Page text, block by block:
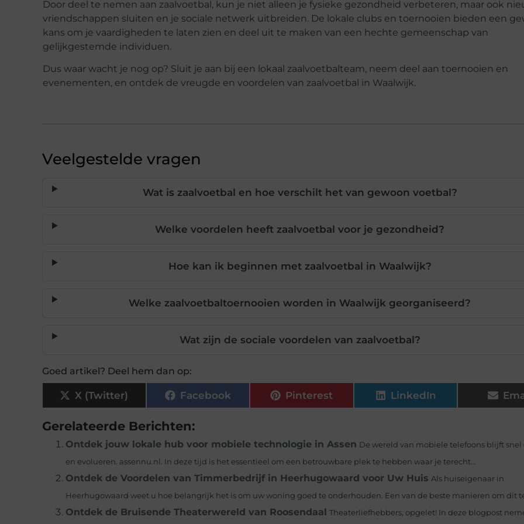
Door deel te nemen aan zaalvoetbal, kun je niet alleen je fysieke gezondheid verbeteren, maar ook
vriendschappen sluiten en je sociale netwerk uitbreiden. De lokale clubs en toernooien bieden een
kans om je vaardigheden te laten zien en deel uit te maken van een hechte gemeenschap van
gelijkgestemde individuen.
Dus waar wacht je nog op? Sluit je aan bij een lokaal zaalvoetbalteam, neem deel aan toernooien en
evenementen, en ontdek de vreugde en voordelen van zaalvoetbal in Waalwijk.
Veelgestelde vragen
Wat is zaalvoetbal en hoe verschilt het van gewoon voetbal?
Welke voordelen heeft zaalvoetbal voor je gezondheid?
Hoe kan ik beginnen met zaalvoetbal in Waalwijk?
Welke zaalvoetbaltoernooien worden in Waalwijk georganiseerd?
Wat zijn de sociale voordelen van zaalvoetbal?
Goed artikel? Deel hem dan op:
X (Twitter) Facebook Pinterest LinkedIn
Gerelateerde Berichten:
Ontdek jouw lokale hub voor mobiele technologie in Assen De wereld van mobiele telefoons blijft snel
en evolueren. assennu.nl. In deze tijd is het essentieel om een betrouwbare plek te hebben waar je terecht...
Ontdek de Voordelen van Timmerbedrijf in Heerhugowaard voor Uw Huis Als huiseigenaar in
Heerhugowaard weet u hoe belangrijk het is om uw woning goed te onderhouden. Een van de beste manieren om dit
Ontdek de Bruisende Theaterwereld van Roosendaal Theaterliefhebbers, opgelet! In deze blogpost